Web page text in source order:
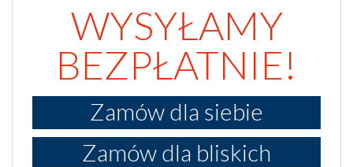
WYSYŁAMY
BEZPŁATNIE!
Zamów dla siebie
Zamów dla bliskich